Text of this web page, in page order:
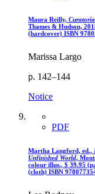
Maura Reilly,
Thames & Hudson,
(hardcover) ISBN
Marissa Largo
p. 142–144
Notice
PDF
Martha Langford, ed.,
Unfinished World,
colour illus., $ 39.95
(cloth) ISBN